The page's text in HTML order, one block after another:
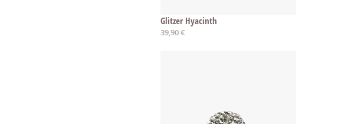
Glitzer Hyacinth
39,90 €